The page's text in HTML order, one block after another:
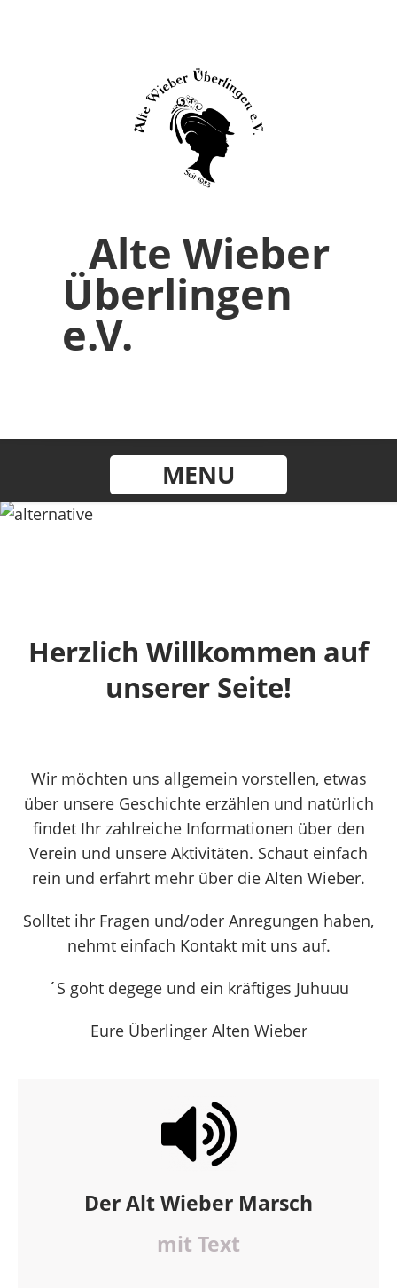
Alte Wieber
Überlingen
e.V.
MENU
Herzlich Willkommen auf
unserer Seite!
Wir möchten uns allgemein vorstellen, etwas
über unsere Geschichte erzählen und natürlich
findet Ihr zahlreiche Informationen über den
Verein und unsere Aktivitäten. Schaut einfach
rein und erfahrt mehr über die Alten Wieber.
Solltet ihr Fragen und/oder Anregungen haben,
nehmt einfach Kontakt mit uns auf.
´S goht degege und ein kräftiges Juhuuu
Eure Überlinger Alten Wieber
Der Alt Wieber Marsch
mit Text